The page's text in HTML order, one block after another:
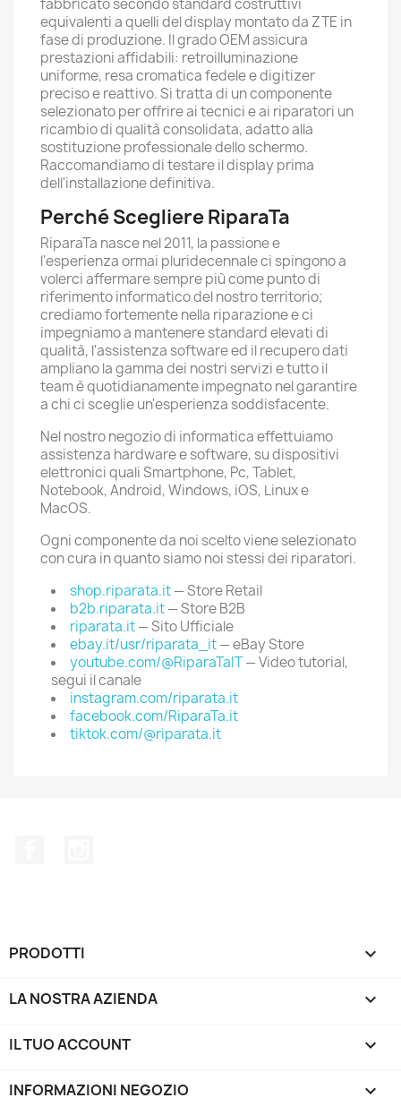
fabbricato secondo standard costruttivi
equivalenti a quelli del display montato da ZTE in
fase di produzione. Il grado OEM assicura
prestazioni affidabili: retroilluminazione
uniforme, resa cromatica fedele e digitizer
preciso e reattivo. Si tratta di un componente
selezionato per offrire ai tecnici e ai riparatori un
ricambio di qualità consolidata, adatto alla
sostituzione professionale dello schermo.
Raccomandiamo di testare il display prima
dell'installazione definitiva.
Perché Scegliere RiparaTa
RiparaTa nasce nel 2011, la passione e
l'esperienza ormai pluridecennale ci spingono a
volerci affermare sempre più come punto di
riferimento informatico del nostro territorio;
crediamo fortemente nella riparazione e ci
impegniamo a mantenere standard elevati di
qualità, l'assistenza software ed il recupero dati
ampliano la gamma dei nostri servizi e tutto il
team è quotidianamente impegnato nel garantire
a chi ci sceglie un'esperienza soddisfacente.
Nel nostro negozio di informatica effettuiamo
assistenza hardware e software, su dispositivi
elettronici quali Smartphone, Pc, Tablet,
Notebook, Android, Windows, iOS, Linux e
MacOS.
Ogni componente da noi scelto viene selezionato
con cura in quanto siamo noi stessi dei riparatori.
shop.riparata.it— Store Retail
b2b.riparata.it— Store B2B
riparata.it— Sito Ufficiale
ebay.it/usr/riparata_it— eBay Store
youtube.com/@RiparaTaIT— Video tutorial,
segui il canale
instagram.com/riparata.it
facebook.com/RiparaTa.it
tiktok.com/@riparata.it
PRODOTTI 
LA NOSTRA AZIENDA 
IL TUO ACCOUNT 
INFORMAZIONI NEGOZIO keyboard_arrow_down